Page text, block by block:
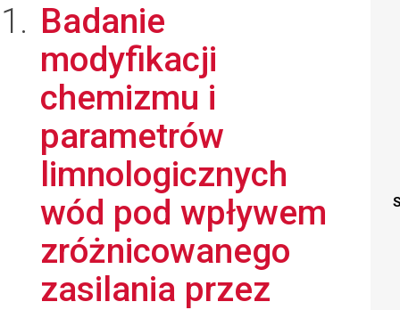
Badanie
modyfikacji
chemizmu i
parametrów
limnologicznych
wód pod wpływem
zróżnicowanego
zasilania przez